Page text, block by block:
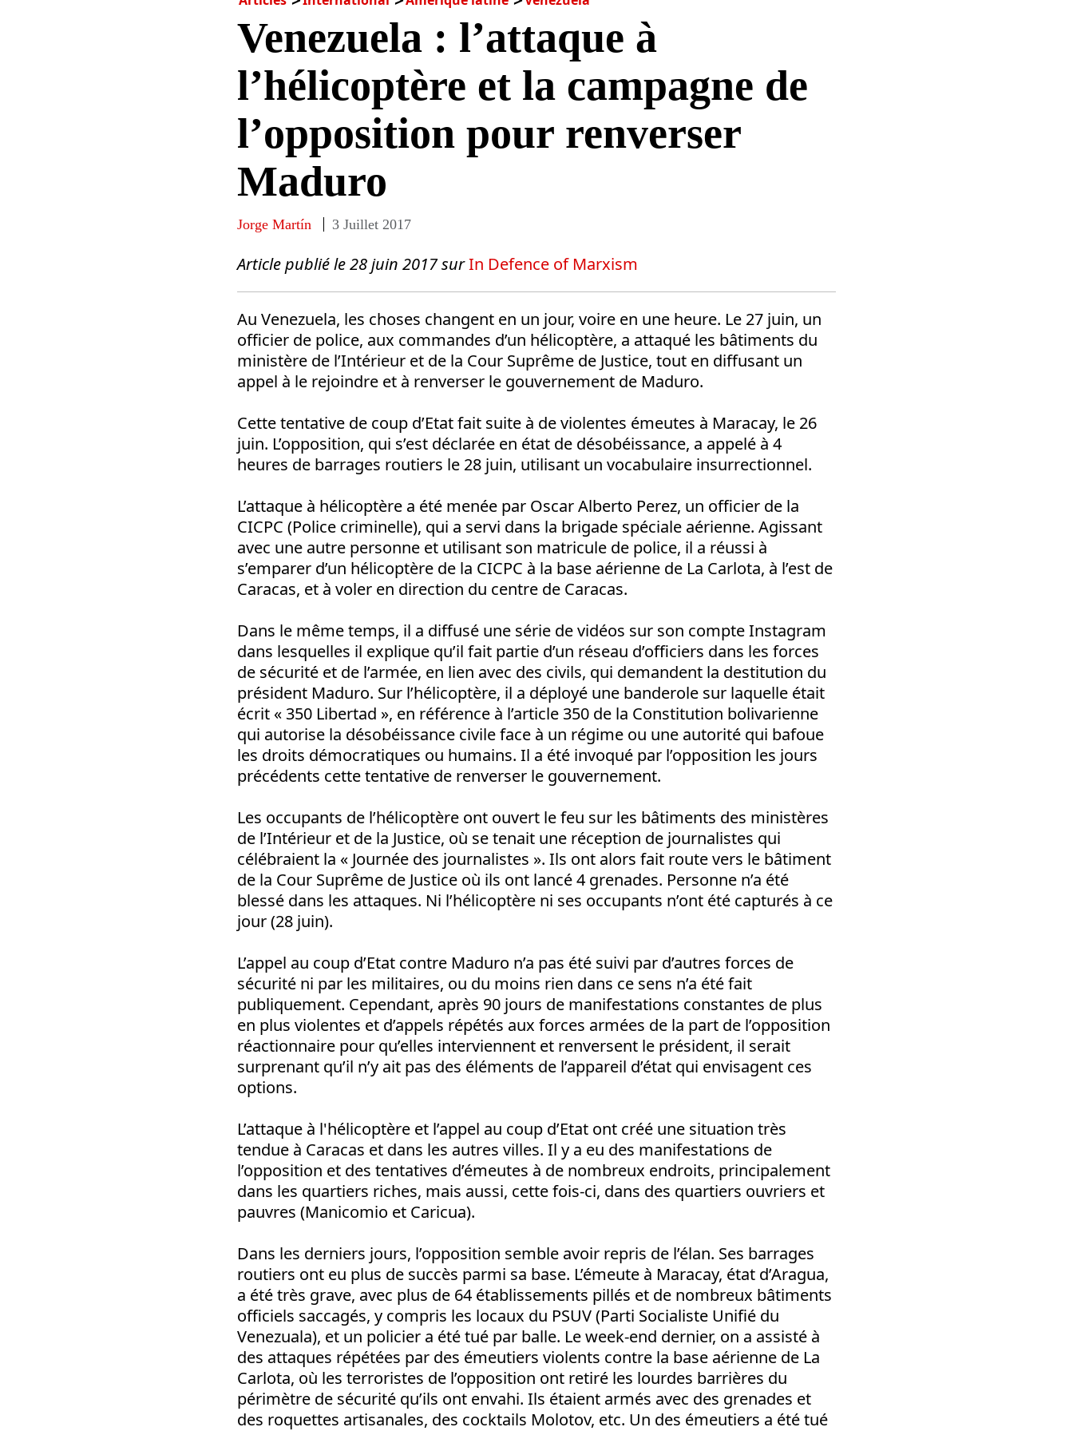
Venezuela : l’attaque à
l’hélicoptère et la campagne de
l’opposition pour renverser
Maduro
Jorge Martín 3 Juillet 2017
Article publié le 28 juin 2017 surIn Defence of Marxism
Au Venezuela, les choses changent en un jour, voire en une heure. Le 27 juin, un
officier de police, aux commandes d’un hélicoptère, a attaqué les bâtiments du
ministère de l’Intérieur et de la Cour Suprême de Justice, tout en diffusant un
appel à le rejoindre et à renverser le gouvernement de Maduro.
Cette tentative de coup d’Etat fait suite à de violentes émeutes à Maracay, le 26
juin. L’opposition, qui s’est déclarée en état de désobéissance, a appelé à 4
heures de barrages routiers le 28 juin, utilisant un vocabulaire insurrectionnel.
L’attaque à hélicoptère a été menée par Oscar Alberto Perez, un officier de la
CICPC (Police criminelle), qui a servi dans la brigade spéciale aérienne. Agissant
avec une autre personne et utilisant son matricule de police, il a réussi à
s’emparer d’un hélicoptère de la CICPC à la base aérienne de La Carlota, à l’est de
Caracas, et à voler en direction du centre de Caracas.
Dans le même temps, il a diffusé une série de vidéos sur son compte Instagram
dans lesquelles il explique qu’il fait partie d’un réseau d’officiers dans les forces
de sécurité et de l’armée, en lien avec des civils, qui demandent la destitution du
président Maduro. Sur l’hélicoptère, il a déployé une banderole sur laquelle était
écrit « 350 Libertad », en référence à l’article 350 de la Constitution bolivarienne
qui autorise la désobéissance civile face à un régime ou une autorité qui bafoue
les droits démocratiques ou humains. Il a été invoqué par l’opposition les jours
précédents cette tentative de renverser le gouvernement.
Les occupants de l’hélicoptère ont ouvert le feu sur les bâtiments des ministères
de l’Intérieur et de la Justice, où se tenait une réception de journalistes qui
célébraient la « Journée des journalistes ». Ils ont alors fait route vers le bâtiment
de la Cour Suprême de Justice où ils ont lancé 4 grenades. Personne n’a été
blessé dans les attaques. Ni l’hélicoptère ni ses occupants n’ont été capturés à ce
jour (28 juin).
L’appel au coup d’Etat contre Maduro n’a pas été suivi par d’autres forces de
sécurité ni par les militaires, ou du moins rien dans ce sens n’a été fait
publiquement. Cependant, après 90 jours de manifestations constantes de plus
en plus violentes et d’appels répétés aux forces armées de la part de l’opposition
réactionnaire pour qu’elles interviennent et renversent le président, il serait
surprenant qu’il n’y ait pas des éléments de l’appareil d’état qui envisagent ces
options.
L’attaque à l'hélicoptère et l’appel au coup d’Etat ont créé une situation très
tendue à Caracas et dans les autres villes. Il y a eu des manifestations de
l’opposition et des tentatives d’émeutes à de nombreux endroits, principalement
dans les quartiers riches, mais aussi, cette fois-ci, dans des quartiers ouvriers et
pauvres (Manicomio et Caricua).
Dans les derniers jours, l’opposition semble avoir repris de l’élan. Ses barrages
routiers ont eu plus de succès parmi sa base. L’émeute à Maracay, état d’Aragua,
a été très grave, avec plus de 64 établissements pillés et de nombreux bâtiments
officiels saccagés, y compris les locaux du PSUV (Parti Socialiste Unifié du
Venezuala), et un policier a été tué par balle. Le week-end dernier, on a assisté à
des attaques répétées par des émeutiers violents contre la base aérienne de La
Carlota, où les terroristes de l’opposition ont retiré les lourdes barrières du
périmètre de sécurité qu’ils ont envahi. Ils étaient armés avec des grenades et
des roquettes artisanales, des cocktails Molotov, etc. Un des émeutiers a été tué